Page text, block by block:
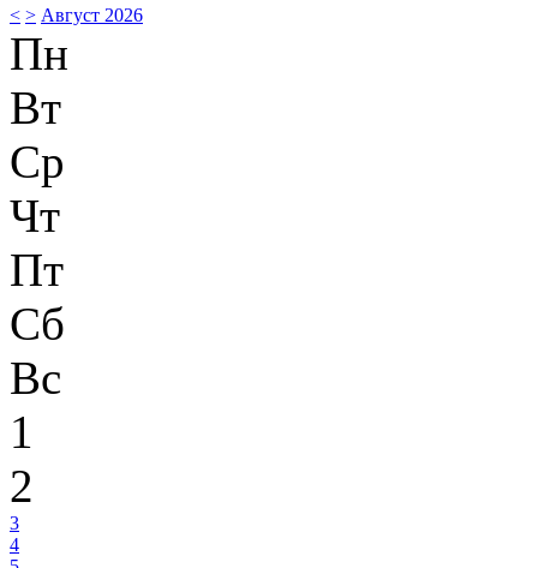
< > Август 2026
Пн
Вт
Ср
Чт
Пт
Сб
Вс
1
2
3
4